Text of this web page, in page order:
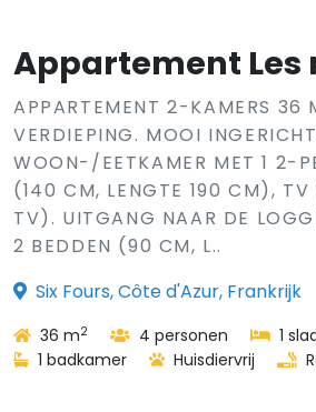
Appartement
APPARTEMENT 2-KAMERS 36
VERDIEPING. MOOI
WOON-/EETKAMER MET 1 2-
(140 CM, LENGTE 190 CM), TV
TV). UITGANG NAAR DE
2 BEDDEN (90 CM, L..
Six Fours, Côte d'Azur, Frankrijk
36 m2 4 personen
1
1 badkamer
Huisdiervrij